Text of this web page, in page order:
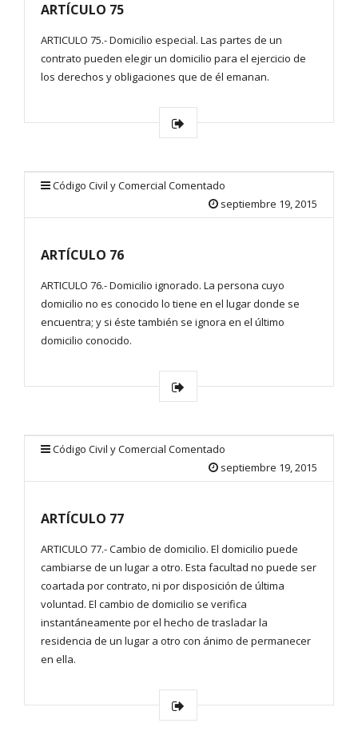
ARTÍCULO 75
ARTICULO 75.- Domicilio especial. Las partes de un
contrato pueden elegir un domicilio para el ejercicio de
los derechos y obligaciones que de él emanan.
Código Civil y Comercial Comentado
septiembre 19, 2015
ARTÍCULO 76
ARTICULO 76.- Domicilio ignorado. La persona cuyo
domicilio no es conocido lo tiene en el lugar donde se
encuentra; y si éste también se ignora en el último
domicilio conocido.
Código Civil y Comercial Comentado
septiembre 19, 2015
ARTÍCULO 77
ARTICULO 77.- Cambio de domicilio. El domicilio puede
cambiarse de un lugar a otro. Esta facultad no puede ser
coartada por contrato, ni por disposición de última
voluntad. El cambio de domicilio se verifica
instantáneamente por el hecho de trasladar la
residencia de un lugar a otro con ánimo de permanecer
en ella.